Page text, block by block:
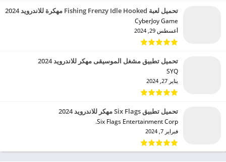
تحميل لعبة Fishing Frenzy Idle Hooked مهكرة للاندرويد 2024
CyberJoy Game‏
أغسطس 29, 2024
تحميل تطبيق مشغل الموسيقى مهكر للاندرويد 2024
SYQ‏
يناير 27, 2024
تحميل تطبيق Six Flags مهكر للاندرويد 2024
Six Flags Entertainment Corp.‏
فبراير 7, 2024